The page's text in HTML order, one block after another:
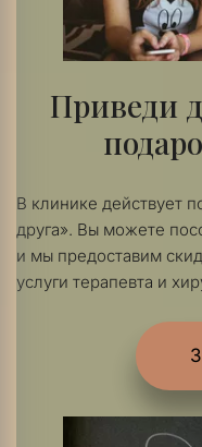
Приведи
В клинике действует
друга». Вы можете
и мы предоставим
услуги терапевта и